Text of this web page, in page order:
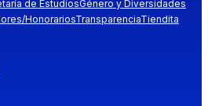
de EstudiosGénero y Diversidades
HonorariosTransparenciaTiendita